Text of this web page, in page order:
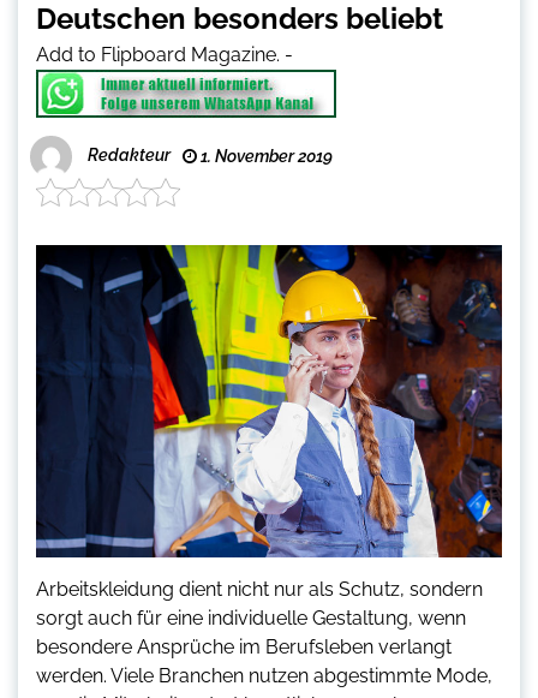
Deutschen besonders beliebt
Add to Flipboard Magazine. -
Redakteur 1. November 2019
Arbeitskleidung dient nicht nur als Schutz, sondern
sorgt auch für eine individuelle Gestaltung, wenn
besondere Ansprüche im Berufsleben verlangt
werden. Viele Branchen nutzen abgestimmte Mode,